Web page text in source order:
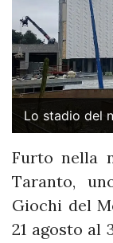
Lo stadio del
Furto nella
Taranto,
Giochi del
21 agosto al